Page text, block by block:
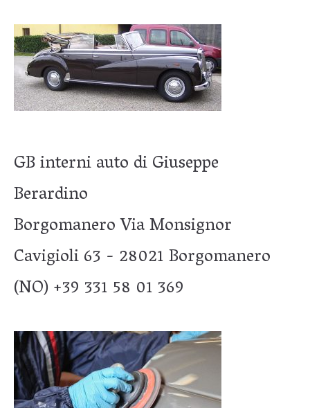
GB interni auto di Giuseppe
Berardino
Borgomanero Via Monsignor
Cavigioli 63 - 28021 Borgomanero
(NO) +39 331 58 01 369